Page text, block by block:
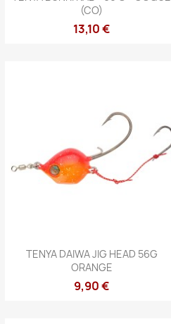
(CO)
13,10 €
Aperçu rapide
TENYA DAIWA JIG HEAD 56G
ORANGE
9,90 €